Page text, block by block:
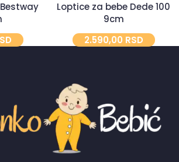
Loptice za bebe Dede 100
9cm
2.590,00 RSD